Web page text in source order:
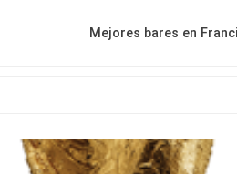
Mejores bares en